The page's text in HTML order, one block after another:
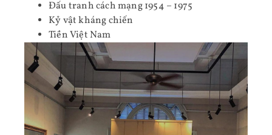
Đấu tranh cách mạng 1954 – 1975
Kỷ vật kháng chiến
Tiền Việt Nam